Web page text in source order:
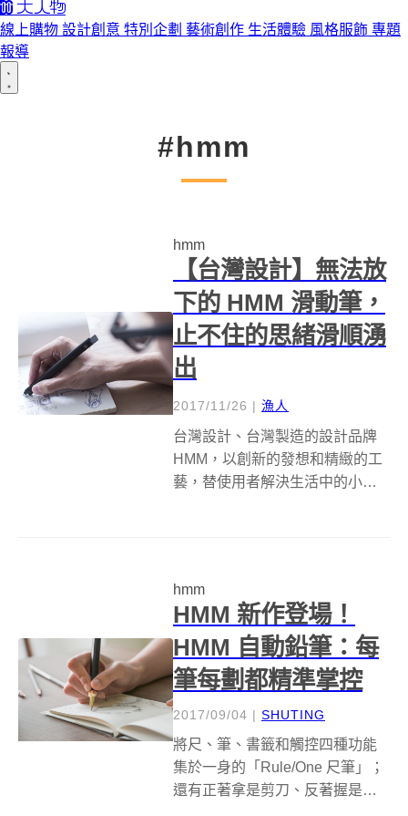
線上購物 設計創意 特別企劃 藝術創作 生活體驗 風格服飾 專題
報導
#hmm
hmm
【台灣設計】無法放
下的 HMM 滑動筆，
止不住的思緒滑順湧
出
2017/11/26 | 漁人
台灣設計、台灣製造的設計品牌
HMM，以創新的發想和精緻的工
藝，替使用者解決生活中的小
筆，希望能消除大家的壓力，並
激發天馬...
hmm
HMM 新作登場！
HMM 自動鉛筆：每
筆每劃都精準掌控
2017/09/04 | SHUTING
將尺、筆、書籤和觸控四種功能
集於一身的「Rule/One 尺筆」；
還有正著拿是剪刀、反著握是拆